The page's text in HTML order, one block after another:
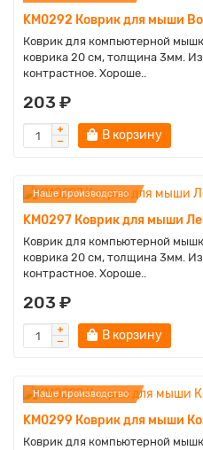
KM0292 Коврик для мыши
Коврик для компьютерной
коврика 20 см, толщина 3мм.
контрастное. Хороше..
203 ₽
В корзину
Наше производство
KM0297 Коврик для мыши
Коврик для компьютерной
коврика 20 см, толщина 3мм.
контрастное. Хороше..
203 ₽
В корзину
Наше производство
KM0299 Коврик для мыши
Коврик для компьютерной